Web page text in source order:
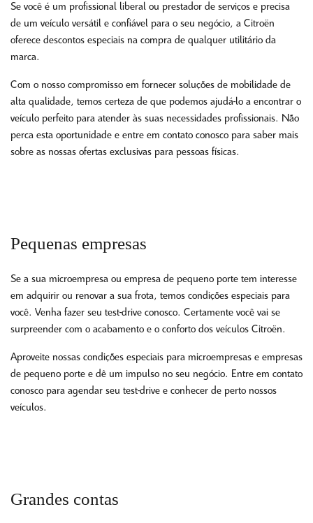
Se você é um profissional liberal ou prestador de serviços e precisa
de um veículo versátil e confiável para o seu negócio, a Citroën
oferece descontos especiais na compra de qualquer utilitário da
marca.
Com o nosso compromisso em fornecer soluções de mobilidade de
alta qualidade, temos certeza de que podemos ajudá-lo a encontrar o
veículo perfeito para atender às suas necessidades profissionais. Não
perca esta oportunidade e entre em contato conosco para saber mais
sobre as nossas ofertas exclusivas para pessoas físicas.
Pequenas empresas
Se a sua microempresa ou empresa de pequeno porte tem interesse
em adquirir ou renovar a sua frota, temos condições especiais para
você. Venha fazer seu test-drive conosco. Certamente você vai se
surpreender com o acabamento e o conforto dos veículos Citroën.
Aproveite nossas condições especiais para microempresas e empresas
de pequeno porte e dê um impulso no seu negócio. Entre em contato
conosco para agendar seu test-drive e conhecer de perto nossos
veículos.
Grandes contas